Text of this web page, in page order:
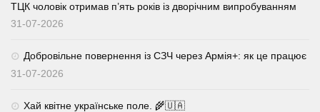
ТЦК чоловік отримав п’ять років із дворічним випробуванням
31-07-2026
Добровільне повернення із СЗЧ через Армія+: як це працює
31-07-2026
Хай квітне українське поле. 🌾🇺🇦